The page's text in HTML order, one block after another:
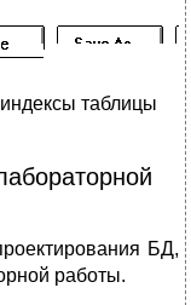
таблицы
БД,
работы.